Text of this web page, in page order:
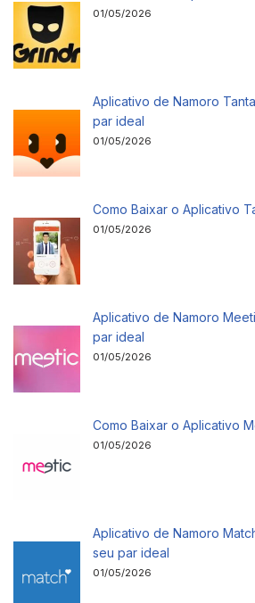
01/05/2026
Aplicativo de Namoro
par ideal
01/05/2026
Como Baixar o Aplicativo
01/05/2026
Aplicativo de Namoro
par ideal
01/05/2026
Como Baixar o Aplicativo
01/05/2026
Aplicativo de Namoro
seu par ideal
01/05/2026